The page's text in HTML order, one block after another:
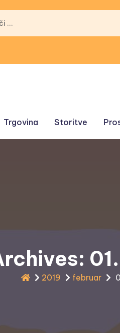
Trgovina Storitve
2019 februar